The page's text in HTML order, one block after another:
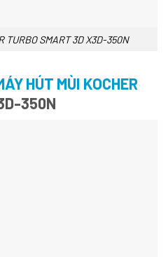
TURBO SMART 3D X3D-350N
HÚT MÙI KOCHER
350N